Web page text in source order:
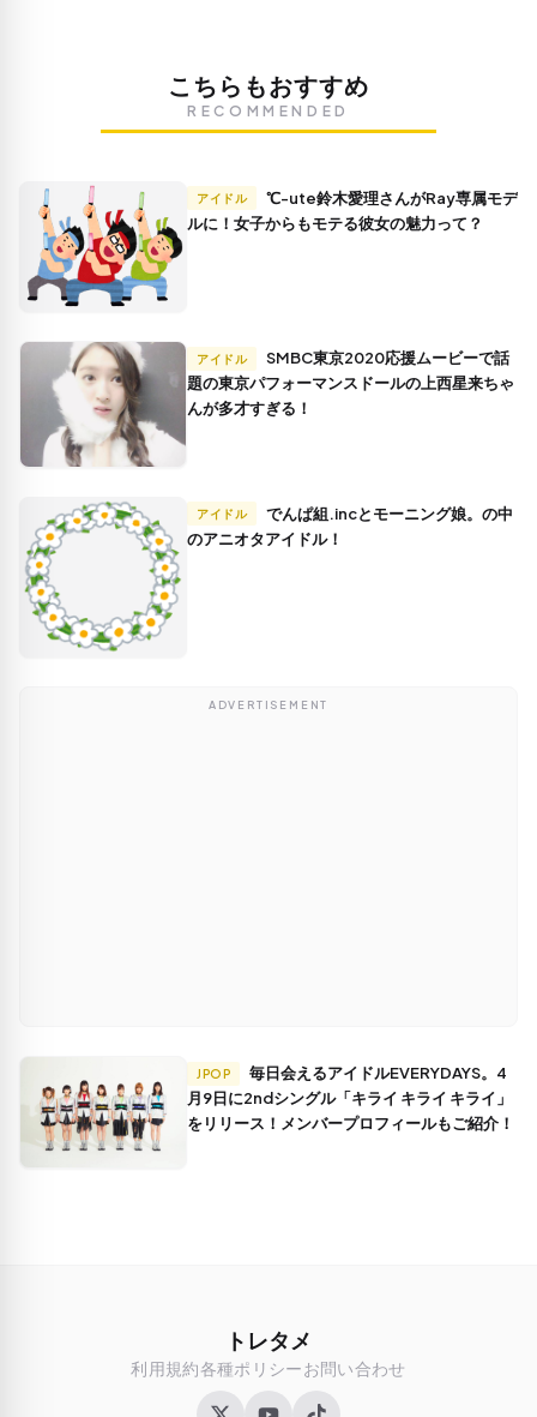
こちらもおすすめ
RECOMMENDED
アイドル
ルに！女子からもモテる彼女の魅力って？
アイドル
題の東京パフォーマンスドールの上西星来ちゃ
んが多才すぎる！
アイドル
のアニオタアイドル！
ADVERTISEMENT
JPOP
月9日に2ndシングル「キライ キライ キライ」
をリリース！メンバープロフィールもご紹介！
トレタメ
利用規約各種ポリシーお問い合わせ